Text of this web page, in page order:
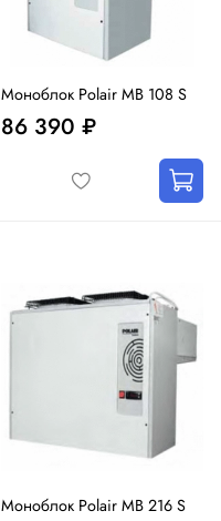
Моноблок Polair MB 108 S
86 390 ₽
Моноблок Polair MB 216 S